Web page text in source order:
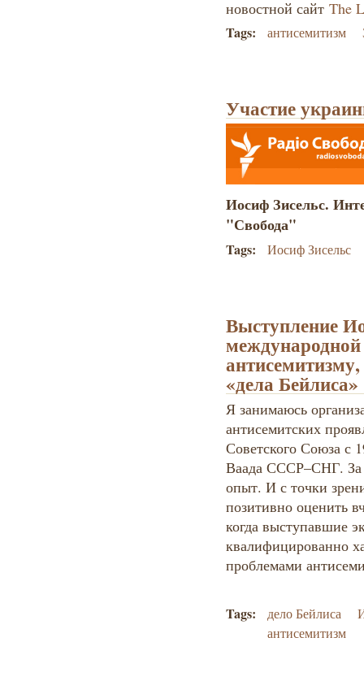
новостной сайт The
Tags: антисемитизм
Участие
Иосиф Зисельс.
"Свобода"
Tags: Иосиф Зисельс
Выступление
«дела Бейлиса»
Я занимаюсь
антисемитских
Советского Союза с
Ваада СССР–СНГ. За
опыт. И с точки
позитивно оценить
когда выступавшие
квалифицированно
проблемами
Tags: дело Бейлиса
антисемитизм